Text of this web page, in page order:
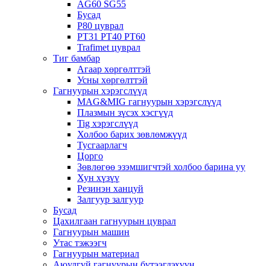
AG60 SG55
Бусад
P80 цуврал
PT31 PT40 PT60
Trafimet цуврал
Тиг бамбар
Агаар хөргөлттэй
Усны хөргөлттэй
Гагнуурын хэрэгслүүд
MAG&MIG гагнуурын хэрэгслүүд
Плазмын зүсэх хэсгүүд
Tig хэрэгслүүд
Холбоо барих зөвлөмжүүд
Тусгаарлагч
Цорго
Зөвлөгөө эзэмшигчтэй холбоо барина уу
Хун хүзүү
Резинэн ханцуй
Залгуур залгуур
Бусад
Цахилгаан гагнуурын цуврал
Гагнуурын машин
Утас тэжээгч
Гагнуурын материал